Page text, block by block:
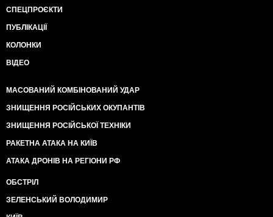
СПЕЦПРОЄКТИ
ПУБЛІКАЦІЇ
КОЛОНКИ
ВІДЕО
МАСОВАНИЙ КОМБІНОВАНИЙ УДАР
ЗНИЩЕННЯ РОСІЙСЬКИХ ОКУПАНТІВ
ЗНИЩЕННЯ РОСІЙСЬКОЇ ТЕХНІКИ
РАКЕТНА АТАКА НА КИЇВ
АТАКА ДРОНІВ НА РЕГІОНИ РФ
ОБСТРІЛ
ЗЕЛЕНСЬКИЙ ВОЛОДИМИР